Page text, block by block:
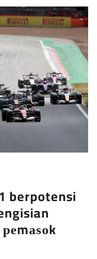
berpotensi